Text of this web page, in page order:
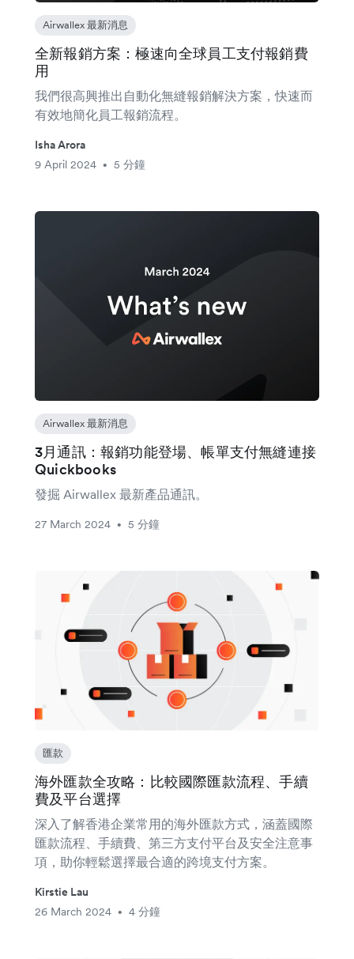
Airwallex 最新消息
全新報銷方案：極速向全球員工支付報銷費
用
我們很高興推出自動化無縫報銷解決方案，快速而
有效地簡化員工報銷流程。
Isha Arora
9 April 2024
• 5 分鐘
Airwallex 最新消息
3月通訊：報銷功能登場、帳單支付無縫連接
Quickbooks
發掘 Airwallex 最新產品通訊。
27 March 2024 • 5 分鐘
匯款
海外匯款全攻略：比較國際匯款流程、手續
費及平台選擇
深入了解香港企業常用的海外匯款方式，涵蓋國際
匯款流程、手續費、第三方支付平台及安全注意事
項，助你輕鬆選擇最合適的跨境支付方案。
Kirstie Lau
26 March 2024
• 4 分鐘